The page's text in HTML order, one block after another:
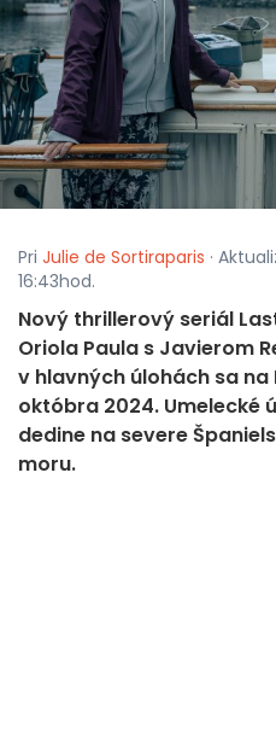
Pri Julie de Sortiraparis ·
16:43hod.
Nový thrillerový seriál
Oriola Paula s Javierom
v hlavných úlohách sa
októbra 2024. Umelecké
dedine na severe
moru.